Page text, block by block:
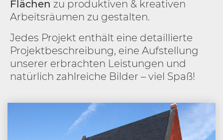
Flächen zu produktiven & kreativen
Arbeitsräumen zu gestalten.
Jedes Projekt enthält eine detaillierte
Projektbeschreibung, eine Aufstellung
unserer erbrachten Leistungen und
natürlich zahlreiche Bilder – viel Spaß!